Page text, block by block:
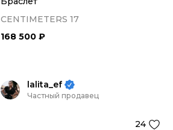
CENTIMETERS 17
168 500 ₽
lalita_ef
Частный продавец
24